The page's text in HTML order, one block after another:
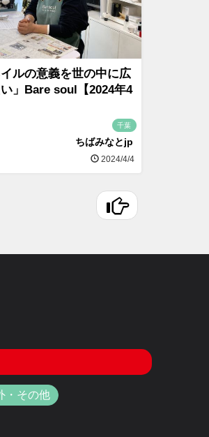
イルの意義を世の中に広
」Bare soul【2024年4
千葉
ちばみなとjp
2024/4/4
・その他